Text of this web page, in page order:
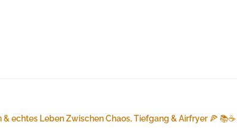
& echtes LebenZwischen Chaos, Tiefgang & Airfryer 🍕 📚☕️